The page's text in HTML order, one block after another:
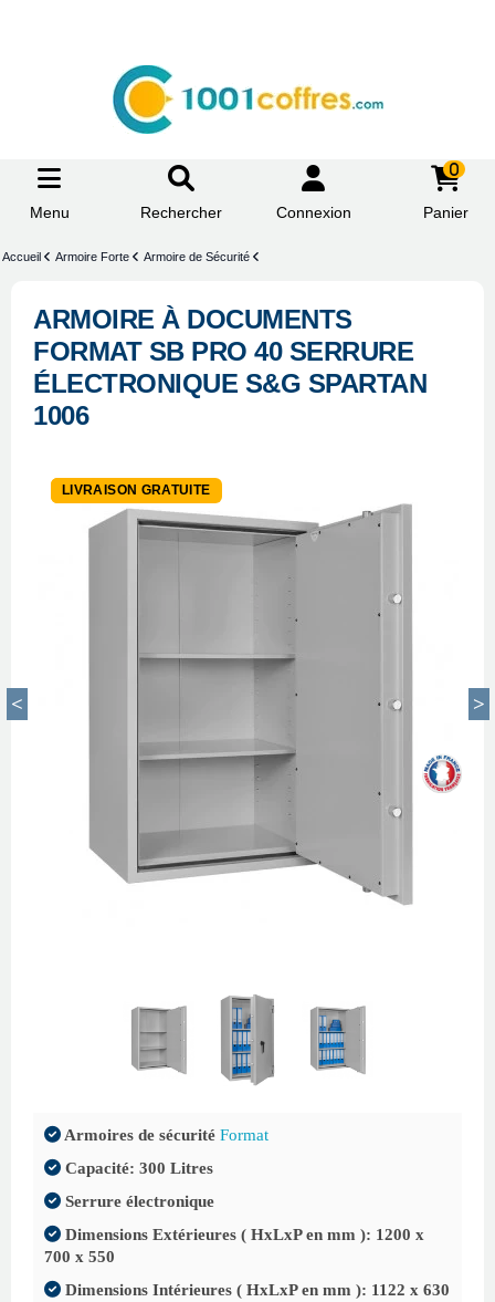
Menu Rechercher Connexion
0
Panier
Accueil Armoire Forte Armoire de Sécurité
ARMOIRE À DOCUMENTS
FORMAT SB PRO 40 SERRURE
ÉLECTRONIQUE S&G SPARTAN
1006
-8%
LIVRAISON GRATUITE
Armoires de sécurité Format
Capacité: 300 Litres
Serrure électronique
Dimensions Extérieures ( HxLxP en mm ): 1200 x
700 x 550
Dimensions Intérieures ( HxLxP en mm ): 1122 x 630